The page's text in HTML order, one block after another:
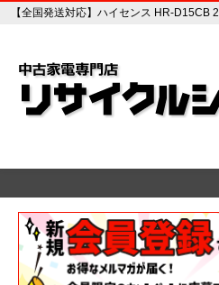
【全国発送対応】ハイセンス HR-